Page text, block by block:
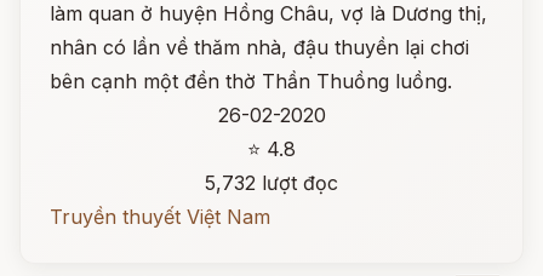
làm quan ở huyện Hồng Châu, vợ là Dương thị,
nhân có lần về thăm nhà, đậu thuyền lại chơi
bên cạnh một đền thờ Thần Thuồng luồng.
26-02-2020
⭐ 4.8
5,732 lượt đọc
Truyền thuyết Việt Nam